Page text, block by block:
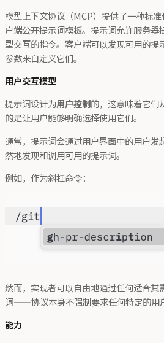
模型上下文协议（MCP）提供了一种标
户端公开提示词模板。提示词允许服务器
型交互的指令。客户端可以发现可用的提
参数来自定义它们。
用户交互模型
提示词设计为用户控制的，这意味着它们
的是让用户能够明确选择使用它们。
通常，提示词会通过用户界面中的用户发
然地发现和调用可用的提示词。
例如，作为斜杠命令：
然而，实现者可以自由地通过任何适合其
词——协议本身不强制要求任何特定的用
能力